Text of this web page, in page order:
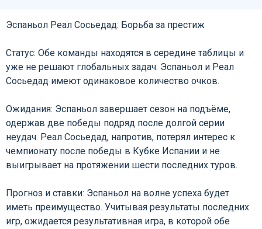
Эспаньол Реал Сосьедад: Борьба за престиж
Статус: Обе команды находятся в середине таблицы и
уже не решают глобальных задач. Эспаньол и Реал
Сосьедад имеют одинаковое количество очков.
Ожидания: Эспаньол завершает сезон на подъёме,
одержав две победы подряд после долгой серии
неудач. Реал Сосьедад, напротив, потерял интерес к
чемпионату после победы в Кубке Испании и не
выигрывает на протяжении шести последних туров.
Прогноз и ставки: Эспаньол на волне успеха будет
иметь преимущество. Учитывая результаты последних
игр, ожидается результативная игра, в которой обе